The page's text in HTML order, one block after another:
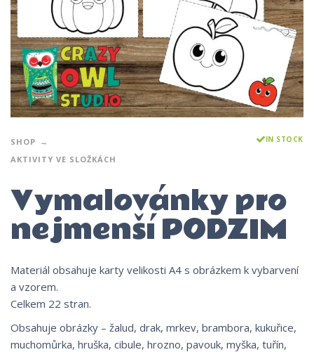
SHOP
AKTIVITY VE SLOŽKÁCH
IN STOCK
Vymalovánky pro
nejmenší PODZIM
Materiál obsahuje karty velikosti A4 s obrázkem k vybarvení
a vzorem.
Celkem 22 stran.
Obsahuje obrázky – žalud, drak, mrkev, brambora, kukuřice,
muchomůrka, hruška, cibule, hrozno, pavouk, myška, tuřín,